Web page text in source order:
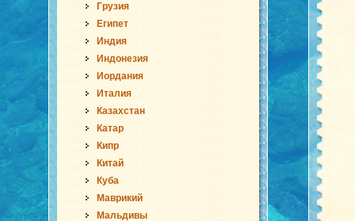
Грузия
Египет
Индия
Индонезия
Иордания
Италия
Казахстан
Катар
Кипр
Китай
Куба
Маврикий
Мальдивы